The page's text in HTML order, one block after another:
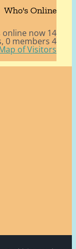
Who's
10 bots, 0 members
Map of